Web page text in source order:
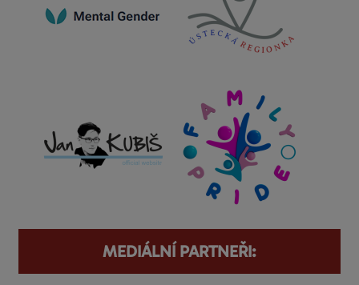
MEDIÁLNÍ PARTNEŘI: